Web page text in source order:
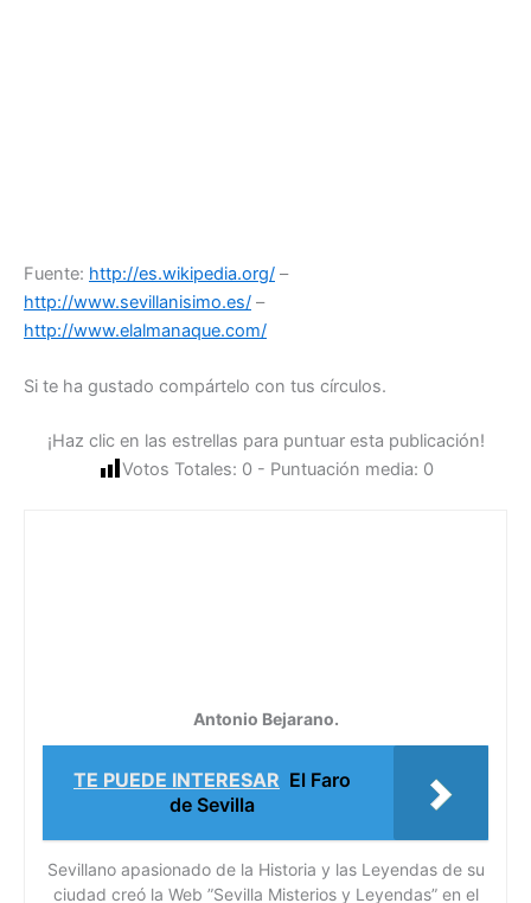
Fuente: http://es.wikipedia.org/ –
http://www.sevillanisimo.es/ –
http://www.elalmanaque.com/
Si te ha gustado compártelo con tus círculos.
¡Haz clic en las estrellas para puntuar esta publicación!
Votos Totales: 0- Puntuación media: 0
Antonio Bejarano.
TE PUEDE INTERESAR El Faro
de Sevilla
Sevillano apasionado de la Historia y las Leyendas de su
ciudad creó la Web ”Sevilla Misterios y Leyendas” en el